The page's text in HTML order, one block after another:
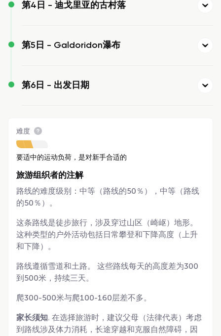
第4日 - 迪戈里亚的古村落
第5日 - Galdoridon瀑布
第6日 - 出发日期
难度
要适中的运动负荷，是对新手合适的
旅游组织者的注解
路线的难度级别：中等（路线的50％），中等（路线
的50％）。
这条路线是徒步旅行，涉及穿过山区（崎岖）地形。
这种类型的户外活动包括日常攀登和下降高度（上升
和下降）。
路线遵循雪道和土路。 这些路线每天的高度差为300
到500米，持续三天。
爬300-500米与爬100-160层差不多。
家长须知. 在选择旅游时，建议父母（法律代表）考虑
到路线涉及体力消耗，长途穿越和克服自然障碍，因